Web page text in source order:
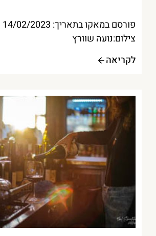
פורסם במאקו בתאריך: 14/02/2023
צילום:נועה שוורץ
לקריאה